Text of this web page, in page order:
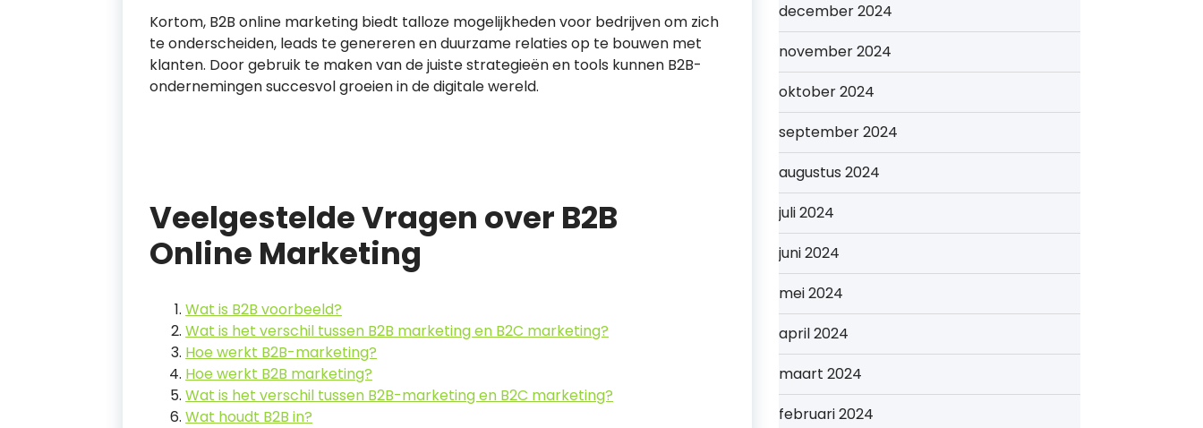
Kortom, B2B online marketing biedt talloze mogelijkheden voor bedrijven om zich
te onderscheiden, leads te genereren en duurzame relaties op te bouwen met
klanten. Door gebruik te maken van de juiste strategieën en tools kunnen B2B-
ondernemingen succesvol groeien in de digitale wereld.
Veelgestelde Vragen over B2B
Online Marketing
Wat is B2B voorbeeld?
Wat is het verschil tussen B2B marketing en B2C marketing?
Hoe werkt B2B-marketing?
Hoe werkt B2B marketing?
Wat is het verschil tussen B2B-marketing en B2C marketing?
Wat houdt B2B in?
december 2024
november 2024
oktober 2024
september 2024
augustus 2024
juli 2024
juni 2024
mei 2024
april 2024
maart 2024
februari 2024